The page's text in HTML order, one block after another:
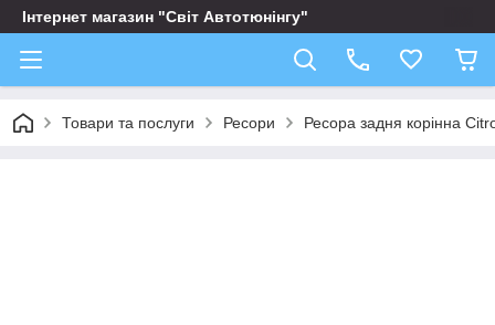
Інтернет магазин "Світ Автотюнінгу"
Товари та послуги Ресори Ресора задня корінна